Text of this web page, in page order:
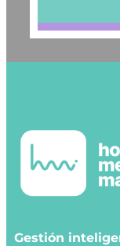
Gestión